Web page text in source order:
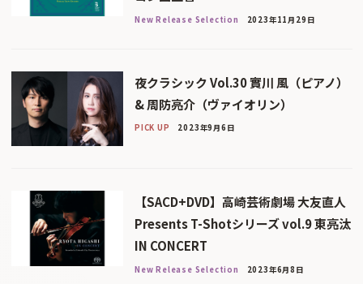
New Release Selection 2023年11月29日
夜クラシック Vol.30 實川 風（ピアノ）
& 周防亮介（ヴァイオリン）
PICK UP 2023年9月6日
【SACD+DVD】高崎芸術劇場 大友直人
Presents T-Shotシリーズ vol.9 東亮汰
IN CONCERT
New Release Selection 2023年6月8日